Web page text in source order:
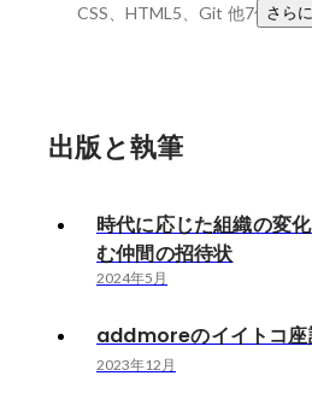
CSS、HTML5、Git 他7件さら
出版と執筆
時代に応じた組織の変
む仲間の招待状
2024年5月
addmoreのイイトコ座
2023年12月